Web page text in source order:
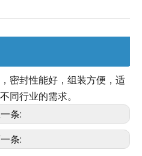
密封性能好，组装方便，适
同行业的需求。
条:
条: